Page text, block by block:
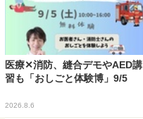
医療✕消防、縫合デモやAED講
習も「おしごと体験博」9/5
2026.8.6